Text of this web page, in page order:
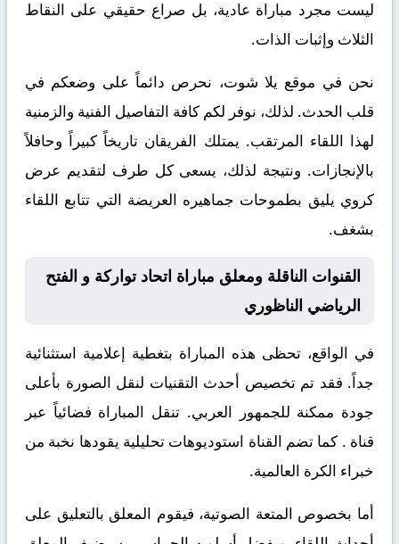
ليست مجرد مباراة عادية، بل صراع حقيقي على النقاط
الثلاث وإثبات الذات.
نحن في موقع يلا شوت، نحرص دائماً على وضعكم في
قلب الحدث. لذلك، نوفر لكم كافة التفاصيل الفنية والزمنية
لهذا اللقاء المرتقب. يمتلك الفريقان تاريخاً كبيراً وحافلاً
بالإنجازات. ونتيجة لذلك، يسعى كل طرف لتقديم عرض
كروي يليق بطموحات جماهيره العريضة التي تتابع اللقاء
بشغف.
القنوات الناقلة ومعلق مباراة اتحاد تواركة و الفتح
الرياضي الناظوري
في الواقع، تحظى هذه المباراة بتغطية إعلامية استثنائية
جداً. فقد تم تخصيص أحدث التقنيات لنقل الصورة بأعلى
جودة ممكنة للجمهور العربي. تنقل المباراة فضائياً عبر
قناة . كما تضم القناة استوديوهات تحليلية يقودها نخبة من
خبراء الكرة العالمية.
أما بخصوص المتعة الصوتية، فيقوم المعلق بالتعليق على